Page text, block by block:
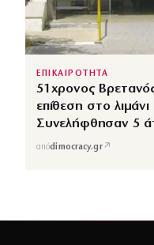
ΕΠΙΚΑΙΡΟΤΗΤΑ
51χρονος
επίθεση στο
Συνελήφθησαν 5
απόdimocracy.gr↗